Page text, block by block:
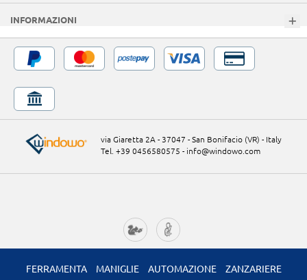
INFORMAZIONI
via Giaretta 2A - 37047 - San Bonifacio (VR) - Italy
Tel. +39 0456580575 - info@windowo.com
FERRAMENTA MANIGLIE AUTOMAZIONE ZANZARIERE